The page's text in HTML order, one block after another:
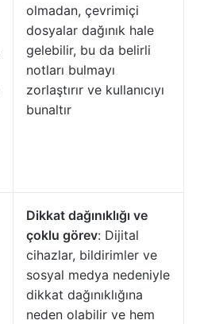
olmadan, çevrimiçi
dosyalar dağınık hale
gelebilir, bu da belirli
notları bulmayı
zorlaştırır ve kullanıcıyı
bunaltır
Dikkat dağınıklığı ve
çoklu görev: Dijital
cihazlar, bildirimler ve
sosyal medya nedeniyle
dikkat dağınıklığına
neden olabilir ve hem